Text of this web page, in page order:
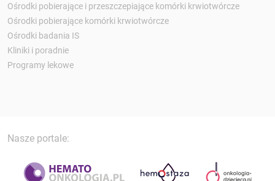
Ośrodki pobierające i przeszczepiające komórki krwiotwórcze
Ośrodki pobierające komórki krwiotwórcze
Ośrodki badania IS
Kliniki i poradnie
Programy lekowe
Nasze portale: